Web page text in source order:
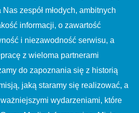
zespół młodych, ambitnych
informacji, o zawartość
i niezawodność serwisu, a
z wieloma partnerami
do zapoznania się z historią
jaką staramy się realizować, a
wydarzeniami, które